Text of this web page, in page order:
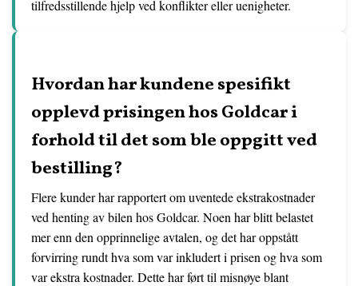
tilfredsstillende hjelp ved konflikter eller uenigheter.
Hvordan har kundene spesifikt
opplevd prisingen hos Goldcar i
forhold til det som ble oppgitt ved
bestilling?
Flere kunder har rapportert om uventede ekstrakostnader
ved henting av bilen hos Goldcar. Noen har blitt belastet
mer enn den opprinnelige avtalen, og det har oppstått
forvirring rundt hva som var inkludert i prisen og hva som
var ekstra kostnader. Dette har ført til misnøye blant